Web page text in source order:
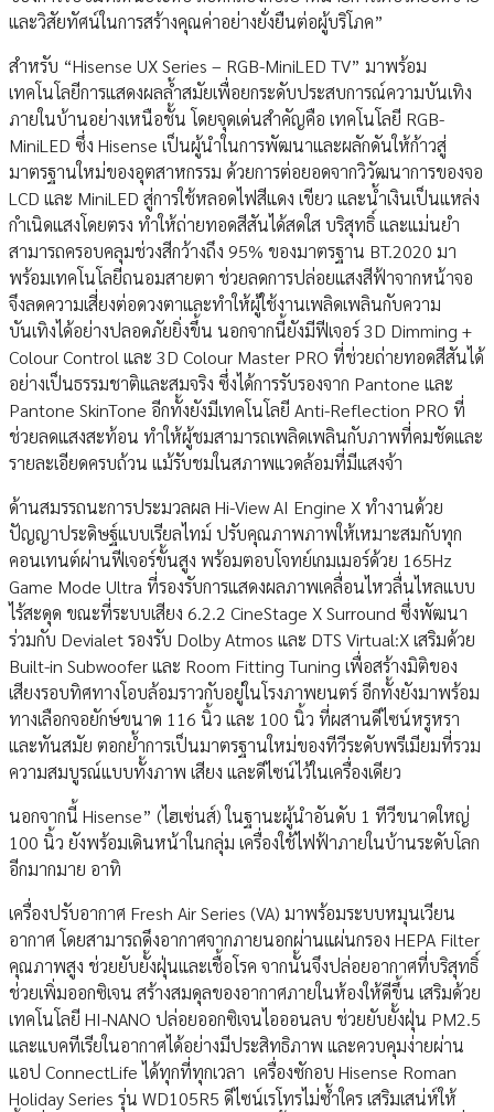
และวิสัยทัศน์ในการสร้างคุณค่าอย่างยั่งยืนต่อผู้บริโภค”
สำหรับ “Hisense UX Series – RGB-MiniLED TV” มาพร้อม
เทคโนโลยีการแสดงผลล้ำสมัยเพื่อยกระดับประสบการณ์ความบันเทิง
ภายในบ้านอย่างเหนือชั้น โดยจุดเด่นสำคัญคือ เทคโนโลยี RGB-
MiniLED ซึ่ง Hisense เป็นผู้นำในการพัฒนาและผลักดันให้ก้าวสู่
มาตรฐานใหม่ของอุตสาหกรรม ด้วยการต่อยอดจากวิวัฒนาการของจอ
LCD และ MiniLED สู่การใช้หลอดไฟสีแดง เขียว และน้ำเงินเป็นแหล่ง
กำเนิดแสงโดยตรง ทำให้ถ่ายทอดสีสันได้สดใส บริสุทธิ์ และแม่นยำ
สามารถครอบคลุมช่วงสีกว้างถึง 95% ของมาตรฐาน BT.2020 มา
พร้อมเทคโนโลยีถนอมสายตา ช่วยลดการปล่อยแสงสีฟ้าจากหน้าจอ
จึงลดความเสี่ยงต่อดวงตาและทำให้ผู้ใช้งานเพลิดเพลินกับความ
บันเทิงได้อย่างปลอดภัยยิ่งขึ้น นอกจากนี้ยังมีฟีเจอร์ 3D Dimming +
Colour Control และ 3D Colour Master PRO ที่ช่วยถ่ายทอดสีสันได้
อย่างเป็นธรรมชาติและสมจริง ซึ่งได้การรับรองจาก Pantone และ
Pantone SkinTone อีกทั้งยังมีเทคโนโลยี Anti-Reflection PRO ที่
ช่วยลดแสงสะท้อน ทำให้ผู้ชมสามารถเพลิดเพลินกับภาพที่คมชัดและ
รายละเอียดครบถ้วน แม้รับชมในสภาพแวดล้อมที่มีแสงจ้า
ด้านสมรรถนะการประมวลผล Hi-View AI Engine X ทำงานด้วย
ปัญญาประดิษฐ์แบบเรียลไทม์ ปรับคุณภาพภาพให้เหมาะสมกับทุก
คอนเทนต์ผ่านฟีเจอร์ขั้นสูง พร้อมตอบโจทย์เกมเมอร์ด้วย 165Hz
Game Mode Ultra ที่รองรับการแสดงผลภาพเคลื่อนไหวลื่นไหลแบบ
ไร้สะดุด ขณะที่ระบบเสียง 6.2.2 CineStage X Surround ซึ่งพัฒนา
ร่วมกับ Devialet รองรับ Dolby Atmos และ DTS Virtual:X เสริมด้วย
Built-in Subwoofer และ Room Fitting Tuning เพื่อสร้างมิติของ
เสียงรอบทิศทางโอบล้อมราวกับอยู่ในโรงภาพยนตร์ อีกทั้งยังมาพร้อม
ทางเลือกจอยักษ์ขนาด 116 นิ้ว และ 100 นิ้ว ที่ผสานดีไซน์หรูหรา
และทันสมัย ตอกย้ำการเป็นมาตรฐานใหม่ของทีวีระดับพรีเมียมที่รวม
ความสมบูรณ์แบบทั้งภาพ เสียง และดีไซน์ไว้ในเครื่องเดียว
นอกจากนี้ Hisense” (ไฮเซ่นส์) ในฐานะผู้นำอันดับ 1 ทีวีขนาดใหญ่
100 นิ้ว ยังพร้อมเดินหน้าในกลุ่ม เครื่องใช้ไฟฟ้าภายในบ้านระดับโลก
อีกมากมาย อาทิ
เครื่องปรับอากาศ Fresh Air Series (VA) มาพร้อมระบบหมุนเวียน
อากาศ โดยสามารถดึงอากาศจากภายนอกผ่านแผ่นกรอง HEPA Filter
คุณภาพสูง ช่วยยับยั้งฝุ่นและเชื้อโรค จากนั้นจึงปล่อยอากาศที่บริสุทธิ์
ช่วยเพิ่มออกซิเจน สร้างสมดุลของอากาศภายในห้องให้ดีขึ้น เสริมด้วย
เทคโนโลยี HI-NANO ปล่อยออกซิเจนไอออนลบ ช่วยยับยั้งฝุ่น PM2.5
และแบคทีเรียในอากาศได้อย่างมีประสิทธิภาพ และควบคุมง่ายผ่าน
แอป ConnectLife ได้ทุกที่ทุกเวลา เครื่องซักอบ Hisense Roman
Holiday Series รุ่น WD105R5 ดีไซน์เรโทรไม่ซ้ำใคร เสริมเสน่ห์ให้